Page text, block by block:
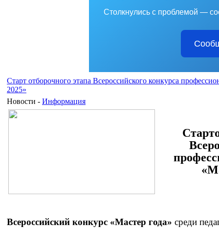
Столкнулись с проблемой —
Старт отборочного этапа Всероссийского конкурса
2025»
Новости - Информация
Всероссийский конкурс «Мастер года» среди